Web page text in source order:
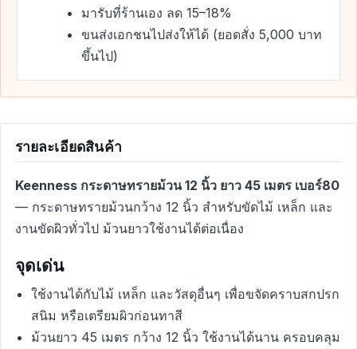
มารับที่ร้านเอง ลด 15–18%
ขนส่งเอกชนไปส่งให้ได้ (ยอดสั่ง 5,000 บาท
ขึ้นไป)
รายละเอียดสินค้า
Keenness กระดาษทรายม้วน 12 นิ้ว ยาว 45 เมตร เบอร์80
— กระดาษทรายม้วนกว้าง 12 นิ้ว สำหรับขัดไม้ เหล็ก และ
งานขัดผิวทั่วไป ม้วนยาวใช้งานได้ต่อเนื่อง
จุดเด่น
ใช้งานได้กับไม้ เหล็ก และวัสดุอื่นๆ เพื่อขจัดคราบสกปรก
สนิม หรือเตรียมผิวก่อนทาสี
ม้วนยาว 45 เมตร กว้าง 12 นิ้ว ใช้งานได้นาน ครอบคลุม